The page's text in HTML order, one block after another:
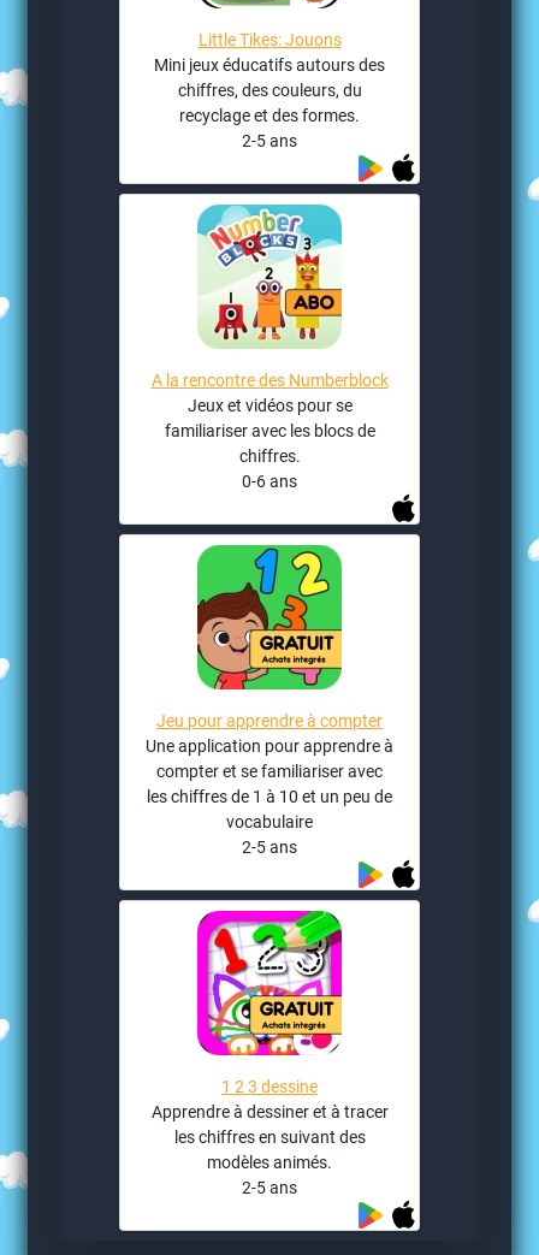
Little Tikes: Jouons
Mini jeux éducatifs autours des
chiffres, des couleurs, du
recyclage et des formes.
2-5 ans
A la rencontre des Numberblock
Jeux et vidéos pour se
familiariser avec les blocs de
chiffres.
0-6 ans
Jeu pour apprendre à compter
Une application pour apprendre à
compter et se familiariser avec
les chiffres de 1 à 10 et un peu de
vocabulaire
2-5 ans
1 2 3 dessine
Apprendre à dessiner et à tracer
les chiffres en suivant des
modèles animés.
2-5 ans